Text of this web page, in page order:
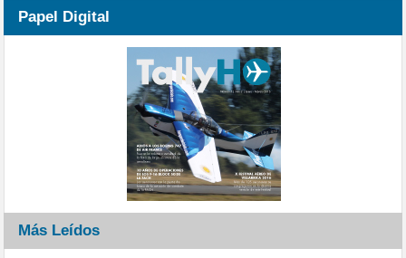
Papel Digital
Más Leídos